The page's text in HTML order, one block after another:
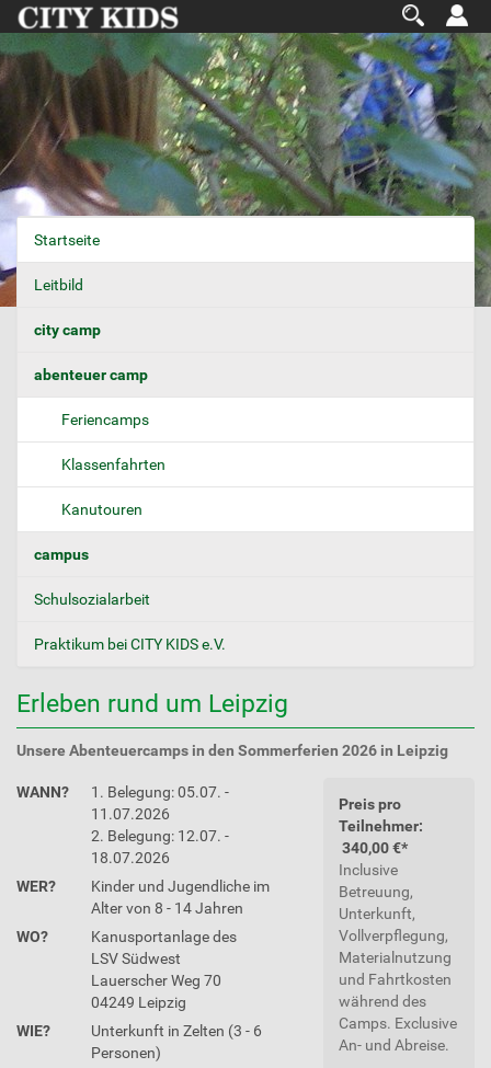
N
i
a
n
Startseite
Leitbild
city camp
abenteuer camp
Feriencamps
Klassenfahrten
Kanutouren
campus
Schulsozialarbeit
Praktikum bei CITY KIDS e.V.
Erleben rund um Leipzig
Unsere Abenteuercamps in den Sommerferien 2026 in Leipzig
Preis pro
Teilnehmer:
340,00 €*
Inclusive
Betreuung,
Unterkunft,
Vollverpflegung,
Materialnutzung
und Fahrtkosten
während des
Camps. Exclusive
An- und Abreise.
WANN?
1. Belegung: 05.07. -
11.07.2026
2. Belegung: 12.07. -
18.07.2026
WER?
Kinder und Jugendliche im
Alter von 8 - 14 Jahren
WO?
Kanusportanlage des
LSV Südwest
Lauerscher Weg 70
04249 Leipzig
WIE?
Unterkunft in Zelten (3 - 6
Personen)